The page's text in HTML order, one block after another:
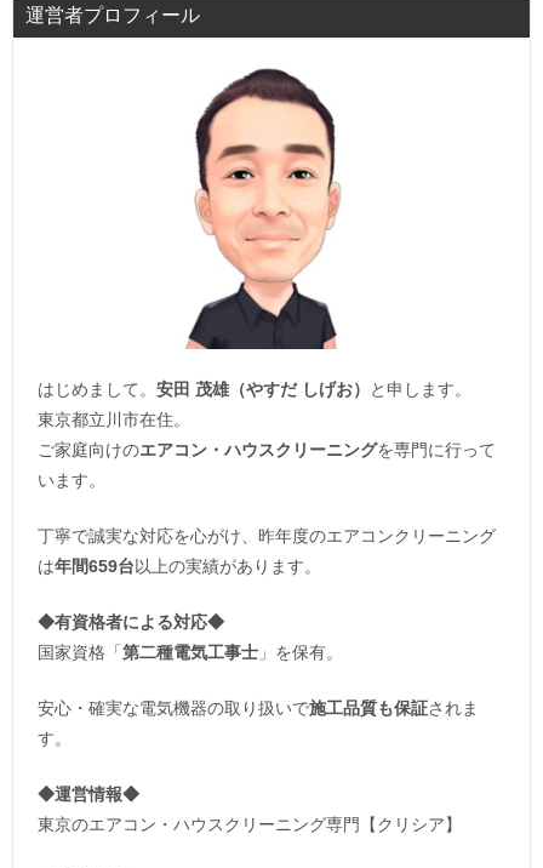
運営者プロフィール
はじめまして。 安田 茂雄（やすだ しげお）
と申します。
東京都立川市在住。
ご家庭向けのエアコン・ハウスクリーニングを専門に行って
います。
丁寧で誠実な対応を心がけ、昨年度のエアコンクリーニング
は年間659台以上の実績があります。
◆有資格者による対応◆
国家資格「第二種電気工事士 」を保有。
安心・確実な電気機器の取り扱いで施工品質も保証されま
す。
◆運営情報◆
東京のエアコン・ハウスクリーニング専門【クリシア】